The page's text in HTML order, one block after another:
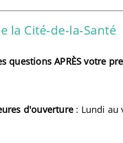
la Cité-de-la-Santé
questions APRÈS votre
d'ouverture : Lundi au